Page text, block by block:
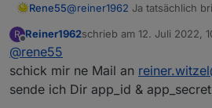
Rene55@reiner1962 Ja tatsächlich
immer auf "Station 1" abfragt.
versuchen, den auf mehrere
R
Offline
Reiner1962schrieb am 12. Juli 2022,
zuletzt editiert von
@rene55
schick mir ne Mail an
sende ich Dir app_id &